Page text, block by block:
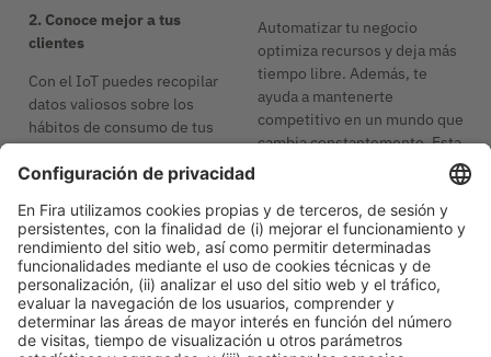
2. Conoce mejor a tus
clientes
Con el IoT puedes recopilar
datos valiosos sobre los
hábitos de consumo de tus
clientes y actuar de forma
proactiva. Imagínate un
tu comprador está a punto de
quedarse sin cápsulas de café
y puedas enviarle
automáticamente un aviso al
móvil: “¿Quieres hacer un
nuevo pedido?”.
Automatizar tu negocio
optimiza recursos y deja más
tiempo libre. Además, te
ayuda a mantenerte
competitivo en un mundo que
cambia constantemente. Esta
pequeños pasos podrás
sacarle el máximo partido a
las oportunidades que ofrece
el IoT.